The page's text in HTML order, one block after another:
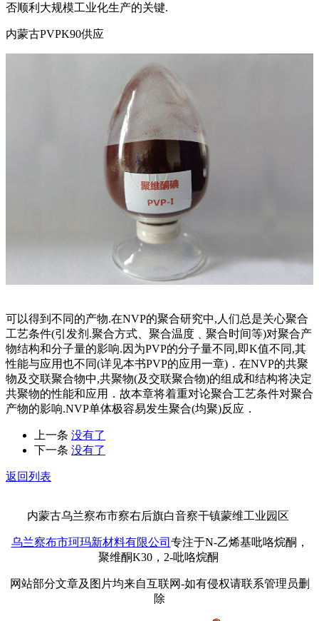
否顺利大规模工业化生产的关键.
内蒙古PVPK90供应
可以得到不同的产物.在NVP的聚合研究中,人们总是关心聚合
工艺条件(引发剂.聚合方式、聚合温度﹑聚合时间等)对聚合产
物结构和分子量的影响.因为PVP的分子量不同,即K值不同,其
性能与应用也不同(详见本书PVP的应用一章)．在NVP的共聚
物及交联聚合物中,共聚物(及交联聚合物)的组成和结构将决定
共聚物的性能和应用．故本章将着重对论聚合工艺条件对聚合
产物的影响.NVP单体极容易发生聚合(均聚)反应．
上一条 没有了
下一条 没有了
返回列表
内蒙古乌兰察布市察右后旗白音察干镇蒙维工业园区
乌兰察布市珂玛新材料有限公司 专注于N-乙烯基吡咯烷酮，
聚维酮K30，2-吡咯烷酮
网站部分文章及图片均来自互联网-如有侵权请联系管理员删
除